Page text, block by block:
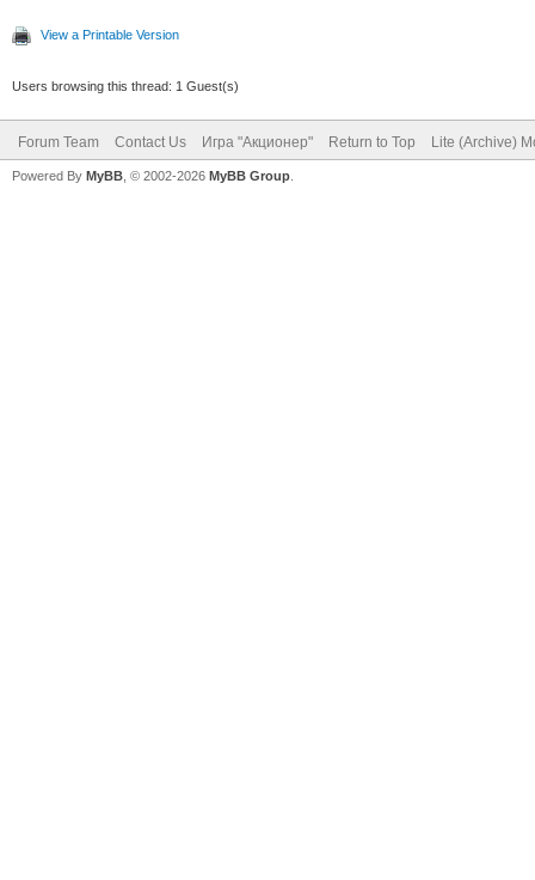
View a Printable Version
Users browsing this thread: 1 Guest(s)
Forum Team Contact Us Игра "Акционер" Return to Top Lite (Archive)
Powered By MyBB , © 2002-2026 MyBB Group